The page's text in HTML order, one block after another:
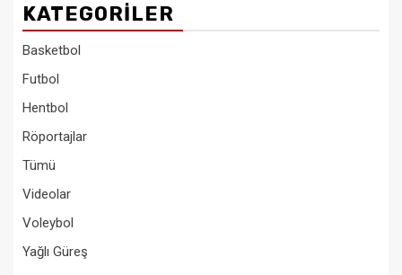
KATEGORILER
Basketbol
Futbol
Hentbol
Röportajlar
Tümü
Videolar
Voleybol
Yağlı Güreş